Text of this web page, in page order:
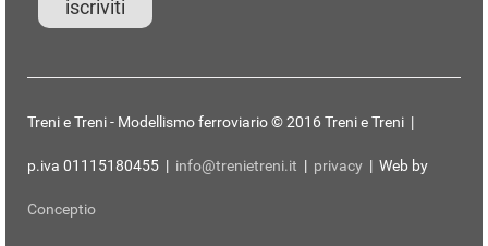
Treni e Treni - Modellismo ferroviario © 2016 Treni e Treni |
p.iva 01115180455 | info@trenietreni.it | privacy | Web by
Conceptio